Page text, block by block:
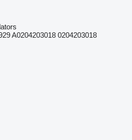
A0204203018 0204203018